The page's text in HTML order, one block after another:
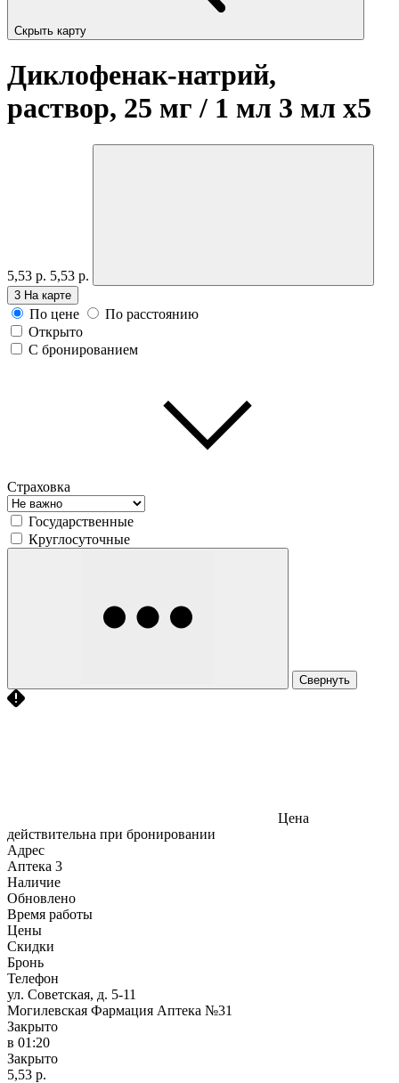
Скрыть карту
Диклофенак-натрий,
раствор, 25 мг / 1 мл 3 мл x5
5,53 р. 5,53 р.
3 На карте
По цене
По расстоянию
Открыто
С бронированием
Страховка
Государственные
Круглосуточные
Свернуть
Цена
действительна при бронировании
Адрес
Аптека 3
Наличие
Обновлено
Время работы
Цены
Скидки
Бронь
Телефон
ул. Советская, д. 5-11
Могилевская Фармация Аптека №31
Закрыто
в 01:20
Закрыто
5,53 р.